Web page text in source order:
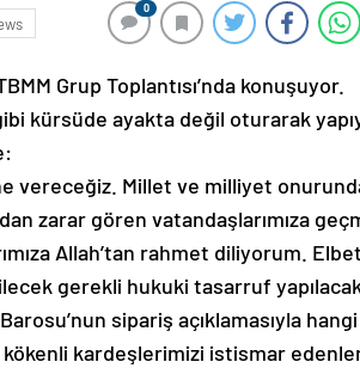
0
Grup Toplantısı’nda konuşuyor.
kürsüde ayakta değil oturarak
vereceğiz. Millet ve milliyet
zarar gören vatandaşlarımıza
Allah’tan rahmet diliyorum.
gerekli hukuki tasarruf
sipariş açıklamasıyla
kökenli kardeşlerimizi istismar